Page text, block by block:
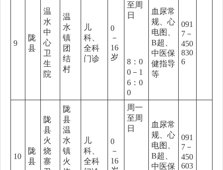
9
陇
县
温
水
中
心
卫
生
院
温
水
镇
团
结
村
儿
科、
全科
门诊
0
－
16
岁
至周
日
8：0
0－1
6：0
0
血尿常
规、心
电图、
B超、
中医保
健指导
等
091
7－
450
830
6
10
陇
县
陇
县
火
烧
寨
陇
县
温
水
镇
火
儿
科、
全科
0
－
16
周一
至周
日
血尿常
规、心
电图、
B超、
中医保
091
7－
450
603